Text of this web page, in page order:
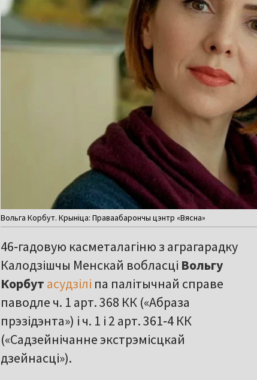
Вольга Корбут. Крыніца: Праваабарончы цэнтр «Вясна»
46‑гадовую касметалагіню з аграгарадку
Калодзішчы Менскай вобласці Вольгу
Корбут асудзілі па палітычнай справе
паводле ч. 1 арт. 368 КК («Абраза
прэзідэнта») і ч. 1 і 2 арт. 361‑4 КК
(«Садзейнічанне экстрэмісцкай
дзейнасці»).